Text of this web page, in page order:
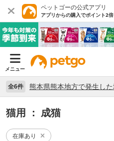
ペットゴーの公式アプリ
アプリからの購入でポイント2倍
メニュー
全6件
猫用 ： 成猫
在庫あり